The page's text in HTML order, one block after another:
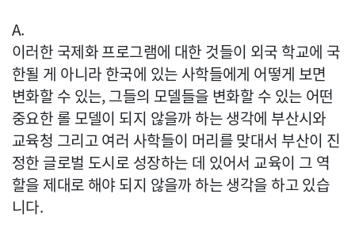
A.
이러한 국제화 프로그램에 대한 것들이 외국 학교에 국
한될 게 아니라 한국에 있는 사학들에게 어떻게 보면
변화할 수 있는, 그들의 모델들을 변화할 수 있는 어떤
중요한 롤 모델이 되지 않을까 하는 생각에 부산시와
교육청 그리고 여러 사학들이 머리를 맞대서 부산이 진
정한 글로벌 도시로 성장하는 데 있어서 교육이 그 역
할을 제대로 해야 되지 않을까 하는 생각을 하고 있습
니다.